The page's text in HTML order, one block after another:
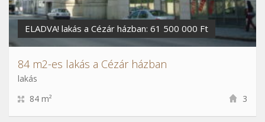
ELADVA! lakás a Cézár házban: 61 500 000 Ft
84 m2-es lakás a Cézár házban
lakás
84 m²
3